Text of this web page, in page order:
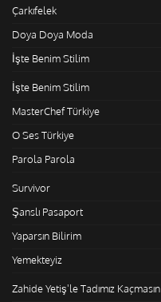
Çarkıfelek
Doya Doya Moda
İşte Benim Stilim
İşte Benim Stilim
MasterChef Türkiye
O Ses Türkiye
Parola Parola
Survivor
Şanslı Pasaport
Yaparsın Bilirim
Yemekteyiz
Zahide Yetiş'le Tadımız Kaçmasın